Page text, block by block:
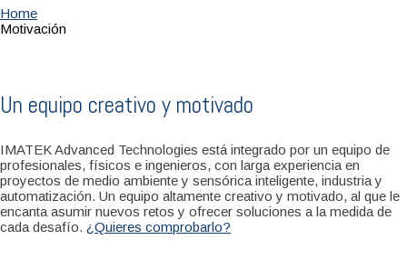
Home
Motivación
Un equipo creativo y motivado
IMATEK Advanced Technologies está integrado por un equipo de
profesionales, físicos e ingenieros, con larga experiencia en
proyectos de medio ambiente y sensórica inteligente, industria y
automatización. Un equipo altamente creativo y motivado, al que le
encanta asumir nuevos retos y ofrecer soluciones a la medida de
cada desafío. ¿Quieres comprobarlo?